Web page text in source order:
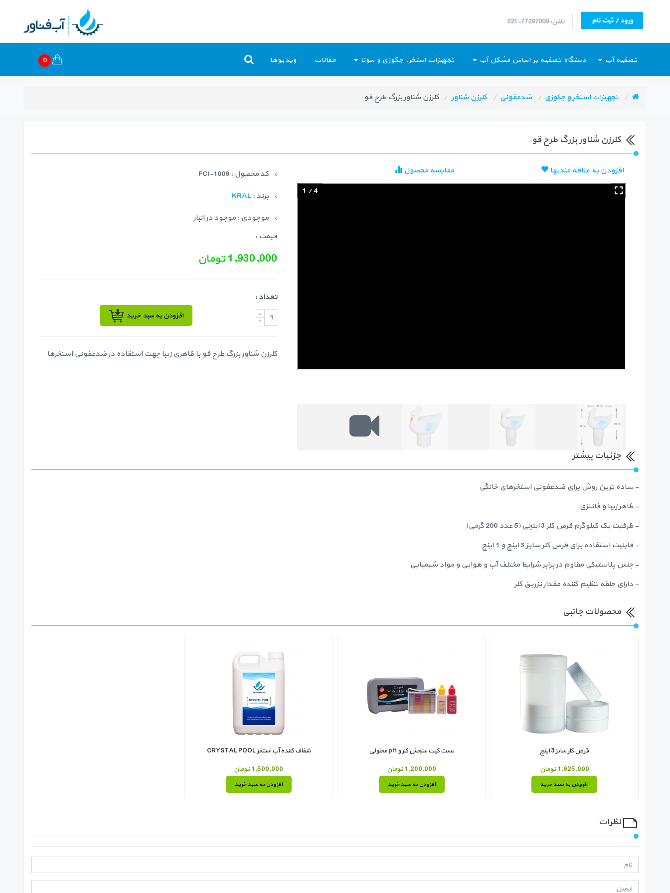
تلفن: 77297009-021 ورود / ثبت نام
تصفیه آب دستگاه تصفیه بر اساس مشکل آب تجهیزات استخر، جکوزی و سونا مقالات ویدیوها 0
تجهیزات استخر و جکوزی ضدعفونی کلرزن شناور کلرزن شناور بزرگ طرح قو
کلرزن شناور بزرگ طرح قو
افزودن به علاقه مندیها
مقایسه محصول
1 /4
کد محصول : FCI-1009
برند :KRAL
موجودی : موجود در انبار
قیمت :
1,930,000 تومان
تعداد :
افزودن به سبد خرید
کلرزن شناور بزرگ طرح قو با ظاهری زیبا جهت استقاده در ضدعفونی استخرها
جزئیات بیشتر
- ساده ترین روش برای ضدعفونی استخرهای خانگی
- ظاهر زیبا و فانتزی
- ظرفیت یک کیلوگرم قرص کلر 3 اینچی (5 عدد 200 گرمی)
- قابلیت استفاده برای قرص کلر سایز 3 اینچ و 1 اینچ
- جنس پلاستیکی مقاوم در برابر شرایط مختلف آب و هوایی و مواد شیمیایی
- دارای حلقه تنظیم کننده مقدار تزریق کلر
محصولات جانبی
قرص کلر سایز 3 اینچ
1,625,000 تومان
افزودن به سبد خرید
تست کیت سنجش کلر و pH محلولی
1,200,000 تومان
افزودن به سبد خرید
شفاف کننده آب استخر CRYSTAL POOL
1,500,000 تومان
افزودن به سبد خرید
نظرات